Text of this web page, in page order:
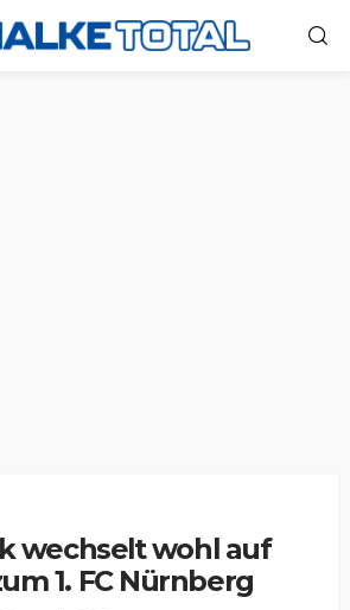
wechselt wohl auf
1. FC Nürnberg